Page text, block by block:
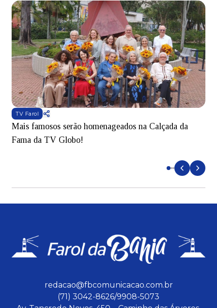
TV Farol
Mais famosos serão homenageados na Calçada da
Fama da TV Globo!
redacao@fbcomunicacao.com.br
(71) 3042-8626/9908-5073